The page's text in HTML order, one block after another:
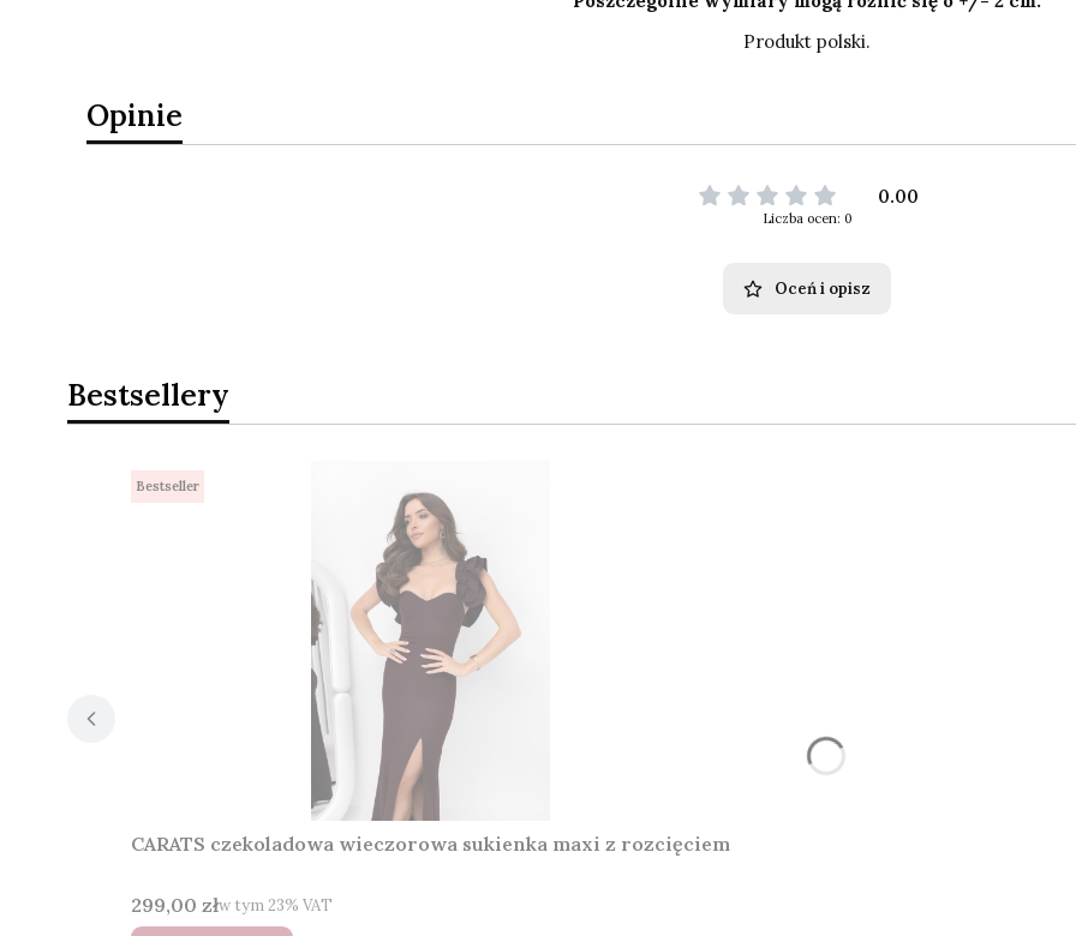
Produkt polski.
Opinie
0.00
Liczba ocen: 0
Oceń i opisz
Bestsellery
Bestseller
CARATS czekoladowa wieczorowa sukienka maxi z rozcięciem
Cena brutto
299,00 złw tym %s VAT
w tym 23% VAT